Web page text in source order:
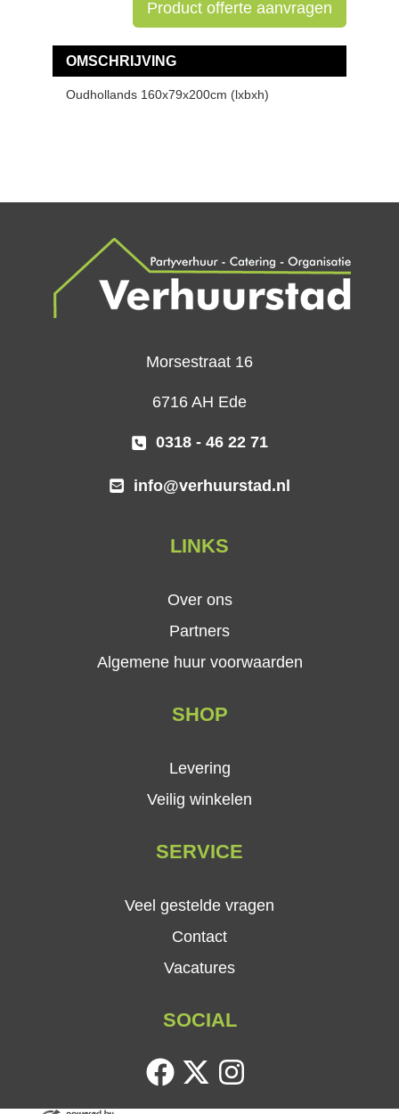
Product offerte aanvragen
OMSCHRIJVING
Oudhollands 160x79x200cm (lxbxh)
Morsestraat 16
6716 AH Ede
0318 - 46 22 71
info@verhuurstad.nl
LINKS
Over ons
Partners
Algemene huur voorwaarden
SHOP
Levering
Veilig winkelen
SERVICE
Veel gestelde vragen
Contact
Vacatures
SOCIAL
facebooktwitter